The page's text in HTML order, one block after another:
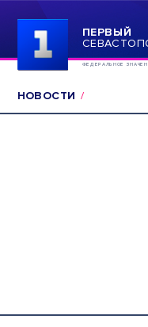
ПЕРВЫЙ
ФЕДЕРАЛЬНОЕ
НОВОСТИ